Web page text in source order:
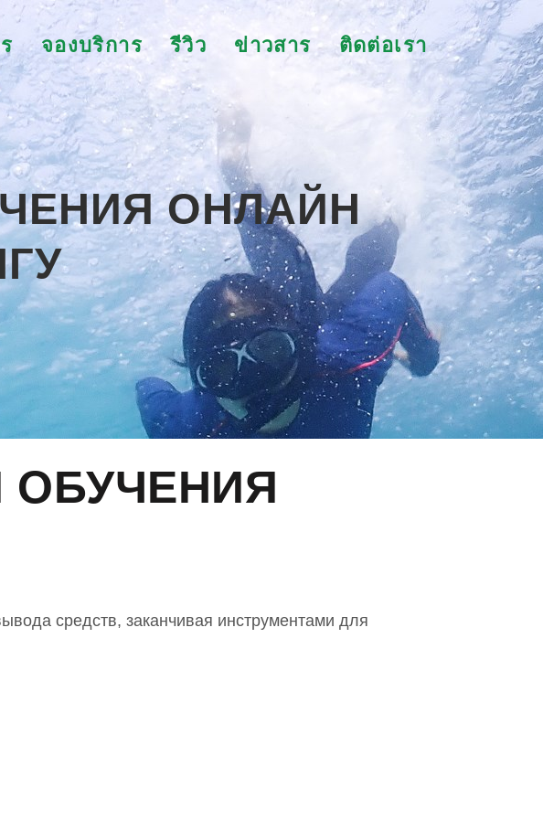
จองบริการ รีวิว ข่าวสาร ติดต่อเรา
ОНЛАЙН
ОБУЧЕНИЯ
средств, заканчивая инструментами для